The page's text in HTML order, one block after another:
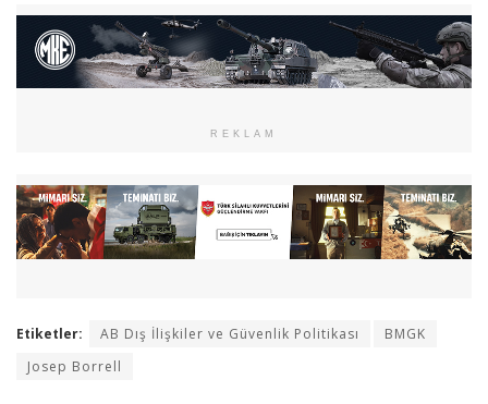
REKLAM
Etiketler: AB Dış İlişkiler ve Güvenlik Politikası
BMGK
Josep Borrell